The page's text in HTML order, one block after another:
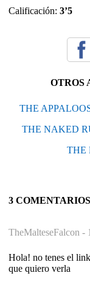
Calificación: 3’5
OTROS
THE
THE NAKED
THE
3 COMENTARIOS
TheMalteseFalcon -
Hola! no tenes el
que quiero verla